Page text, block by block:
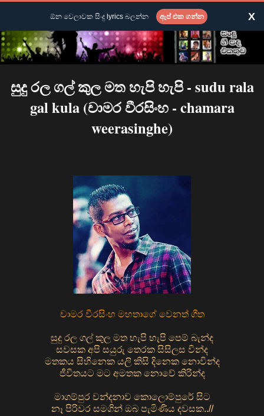
සුදු රල ගල් කුල මත හැපි හැපි - sudu rala
gal kula (චාමර වීරසිංහ - chamara
weerasinghe)
චාමර වීරසිංහ මහතාගේ වෙනත් ගීත
සුදු රල ගල් කුල මත හැපි හැපි පෙම් බැන්ද
සවසක අපි සයුරු තෙරක සිසිලස වින්ද
මතකය සිහිනෙක යලි කිසි දිනෙක නොවින්ද
ජීවිතයට මට අමතක නොවේ කිරින්ද
මාගම්පුර වන්දනාව කොලොම්පුරේ සිට
නෑ පිරිවර සමගින් ඔබ පැමිණිය දවසක..//
ඕන වෙලාවක සිංදු lyrics බලන්න ඇප් එක ගන්න X